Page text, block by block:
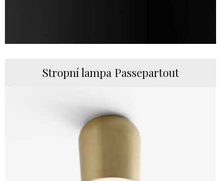
Stropní lampa Passepartout